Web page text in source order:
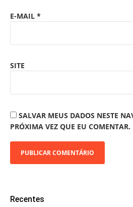
E-MAIL *
SITE
SALVAR MEUS DADOS NESTE
PRÓXIMA VEZ QUE EU COMENTAR.
Recentes